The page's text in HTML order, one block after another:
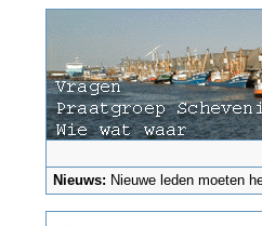
Nieuws: Nieuwe leden moeten